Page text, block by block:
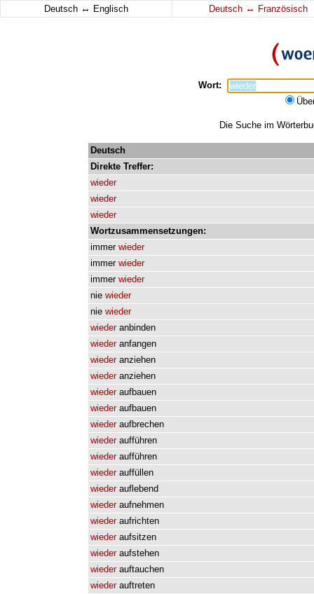
Deutsch ↔ Englisch Deutsch ↔ Französisch
Wort:
Die Suche im
Deutsch
Direkte Treffer:
wieder
wieder
wieder
Wortzusammensetzungen:
immer wieder
immer wieder
immer wieder
nie wieder
nie wieder
wieder anbinden
wieder anfangen
wieder anziehen
wieder anziehen
wieder aufbauen
wieder aufbauen
wieder aufbrechen
wieder aufführen
wieder aufführen
wieder auffüllen
wieder auflebend
wieder aufnehmen
wieder aufrichten
wieder aufsitzen
wieder aufstehen
wieder auftauchen
wieder auftreten